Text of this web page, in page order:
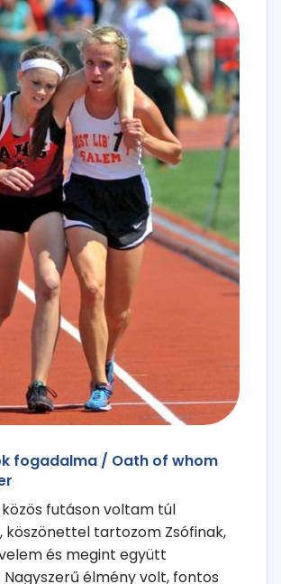
fogadalma / Oath of whom
közös futáson voltam túl
köszönettel tartozom Zsófinak,
és megint együtt
élmény volt, fontos